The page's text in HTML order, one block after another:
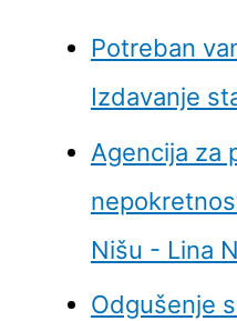
Potreban
Izdavanje
Agencija za
Nišu - Lina
Odgušenje